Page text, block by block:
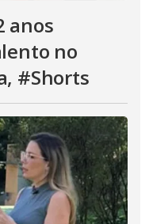
anos
no
#Shorts